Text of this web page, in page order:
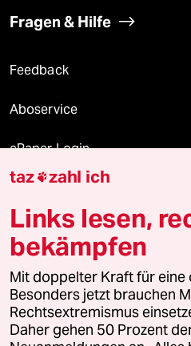
Fragen & Hilfe
Feedback
Aboservice
ePaper Login
Downloads für Abonnierende
© 2026 taz Verlags und
Alle Rechte vorbehalten. Bei
wenden Sie sich bitte an
Feedback Redaktionsstatut
taz zahl ich
Links lesen,
bekämpfen
Mit doppelter Kraft für eine
Besonders jetzt brauchen
Rechtsextremismus
Daher gehen 50 Prozent